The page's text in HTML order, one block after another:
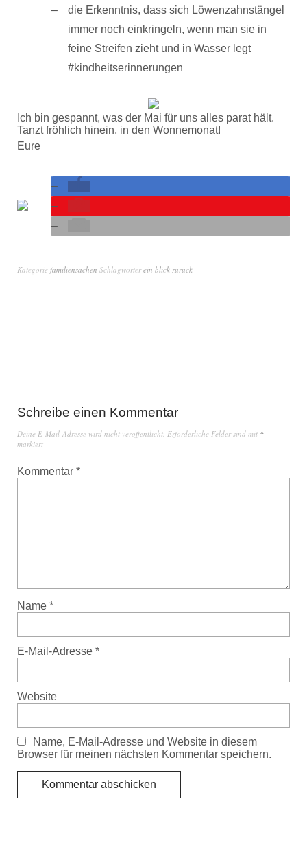
die Erkenntnis, dass sich Löwenzahnstängel
immer noch einkringeln, wenn man sie in
feine Streifen zieht und in Wasser legt
#kindheitserinnerungen
Ich bin gespannt, was der Mai für uns alles parat hält.
Tanzt fröhlich hinein, in den Wonnemonat!
Eure
Kategorie familiensachen Schlagwörterein blick zurück
Schreibe einen Kommentar
Deine E-Mail-Adresse wird nicht veröffentlicht. Erforderliche Felder sind mit *
markiert
Kommentar *
Name *
E-Mail-Adresse *
Website
Name, E-Mail-Adresse und Website in diesem
Browser für meinen nächsten Kommentar speichern.